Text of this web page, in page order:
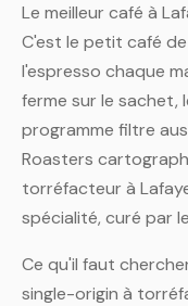
Le meilleur café à
C'est le petit café
l'espresso chaque
ferme sur le sachet,
programme filtre
Roasters
torréfacteur à
spécialité, curé par
Ce qu'il faut
single-origin à